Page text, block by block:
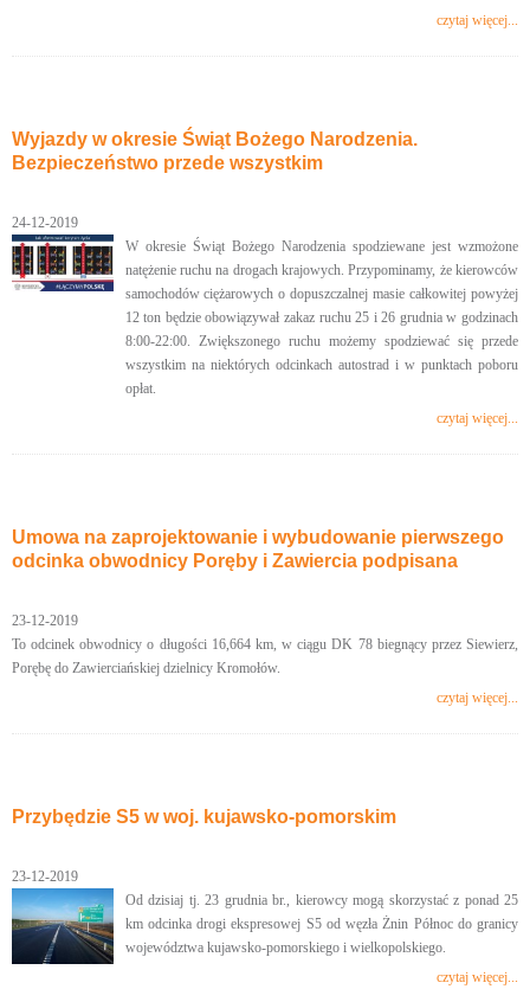
czytaj więcej...
Wyjazdy w okresie Świąt Bożego Narodzenia.
Bezpieczeństwo przede wszystkim
24-12-2019
W okresie Świąt Bożego Narodzenia spodziewane jest wzmożone
natężenie ruchu na drogach krajowych. Przypominamy, że kierowców
samochodów ciężarowych o dopuszczalnej masie całkowitej powyżej
12 ton będzie obowiązywał zakaz ruchu 25 i 26 grudnia w godzinach
8:00-22:00. Zwiększonego ruchu możemy spodziewać się przede
wszystkim na niektórych odcinkach autostrad i w punktach poboru
opłat.
czytaj więcej...
Umowa na zaprojektowanie i wybudowanie pierwszego
odcinka obwodnicy Poręby i Zawiercia podpisana
23-12-2019
To odcinek obwodnicy o długości 16,664 km, w ciągu DK 78 biegnący przez Siewierz,
Porębę do Zawierciańskiej dzielnicy Kromołów.
czytaj więcej...
Przybędzie S5 w woj. kujawsko-pomorskim
23-12-2019
Od dzisiaj tj. 23 grudnia br., kierowcy mogą skorzystać z ponad 25
km odcinka drogi ekspresowej S5 od węzła Żnin Północ do granicy
województwa kujawsko-pomorskiego i wielkopolskiego.
czytaj więcej...